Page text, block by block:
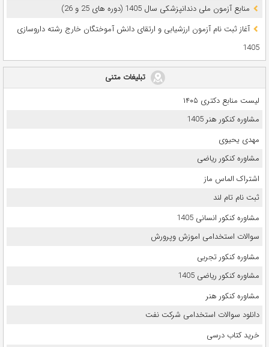
ﻣﻨﺎﺑﻊ آزﻣﻮن ﻣﻠﯽ دندانپزشکی سال 1405 (دوره های 25 و 26)
آغاز ثبت نام آزمون‌ ارزشیابی و ارتقای دانش آموختگان خارج رشته داروسازی
1405
تبلیغات متنی
لیست منابع دکتری ۱۴۰۵
مشاوره کنکور هنر 1405
مهدی یحیوی
مشاوره کنکور ریاضی
اشتراک الماس ماز
ثبت نام تام لند
مشاوره کنکور انسانی 1405
سوالات استخدامی اموزش وپرورش
مشاوره کنکور تجربی
مشاوره کنکور ریاضی 1405
مشاوره کنکور هنر
دانلود سوالات استخدامی شرکت نفت
خرید کتاب درسی